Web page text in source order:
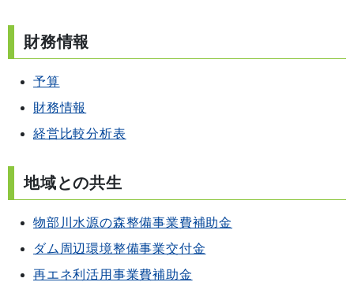
財務情報
予算
財務情報
経営比較分析表
地域との共生
物部川水源の森整備事業費補助金
ダム周辺環境整備事業交付金
再エネ利活用事業費補助金